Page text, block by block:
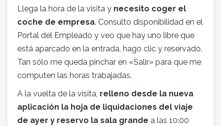
Llega la hora de la visita y necesito coger el
coche de empresa. Consulto disponibilidad en el
Portal del Empleado y veo que hay uno libre que
está aparcado en la entrada, hago clic y reservado.
Tan sólo me queda pinchar en «Salir» para que me
computen las horas trabajadas.
A la vuelta de la visita, relleno desde la nueva
aplicación la hoja de liquidaciones del viaje
de ayer y reservo la sala grande a las 10:00